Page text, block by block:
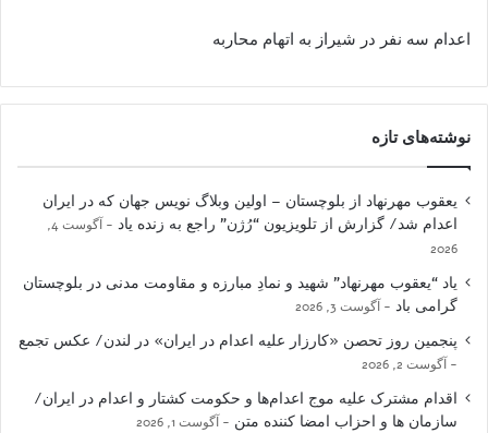
اعدام سه نفر در شیراز به اتهام محاربه
نوشته‌های تازه
یعقوب مهرنهاد از بلوچستان – اولین وبلاگ نویس جهان که در ایران
اعدام شد/ گزارش از تلویزیون “رُژن” راجع به زنده یاد
آگوست 4,
2026
یاد “یعقوب مهرنهاد” شهید و نمادِ مبارزه و مقاومت مدنی در بلوچستان
گرامی باد
آگوست 3, 2026
پنجمین روز تحصن «کارزار علیه اعدام در ایران» در لندن/ عکس تجمع
آگوست 2, 2026
اقدام مشترک علیه موج اعدام‌ها و حکومت کشتار و اعدام در ایران/
سازمان ها و احزاب امضا کننده متن
آگوست 1, 2026